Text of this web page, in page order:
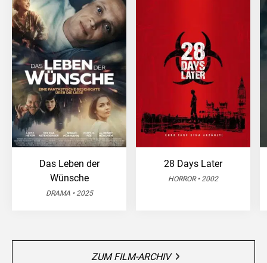
Das Leben der
Wünsche
DRAMA • 2025
28 Days Later
HORROR • 2002
ZUM FILM-ARCHIV